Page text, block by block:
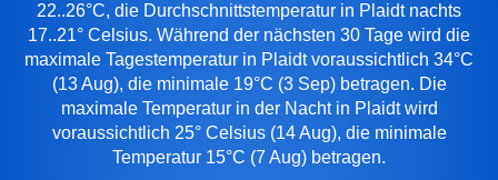
22..26°C, die Durchschnittstemperatur in Plaidt nachts
17..21° Celsius. Während der nächsten 30 Tage wird die
maximale Tagestemperatur in Plaidt voraussichtlich 34°C
(13 Aug), die minimale 19°C (3 Sep) betragen. Die
maximale Temperatur in der Nacht in Plaidt wird
voraussichtlich 25° Celsius (14 Aug), die minimale
Temperatur 15°C (7 Aug) betragen.